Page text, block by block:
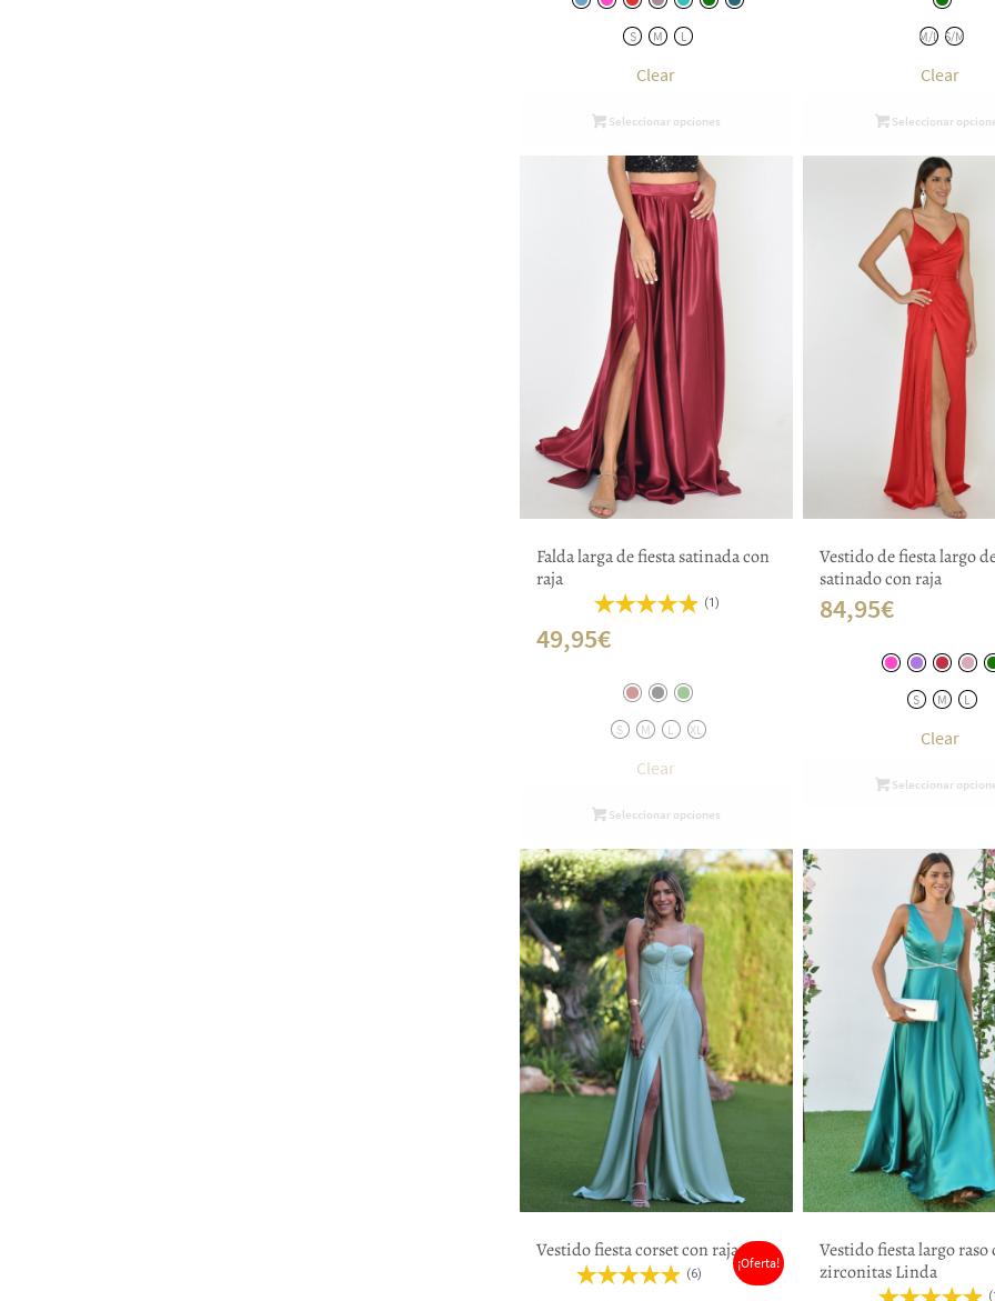
original
era:
actual
S M L
Clear
Seleccionar opciones
M/L S/M
Clear
Seleccionar
Falda larga de fiesta satinada con
raja
(1)
49,95€
S M L XL
Clear
Seleccionar opciones
Vestido de fiesta largo
satinado con raja
84,95€
S M L
Clear
Seleccionar
Vestido fiesta corset con raja
(6)
¡Oferta!
Vestido fiesta largo raso
zirconitas Linda